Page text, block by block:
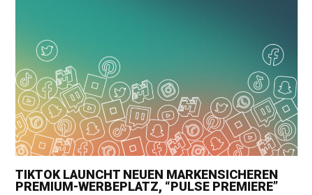
TIKTOK LAUNCHT NEUEN MARKENSICHEREN
PREMIUM-WERBEPLATZ, “PULSE PREMIERE”